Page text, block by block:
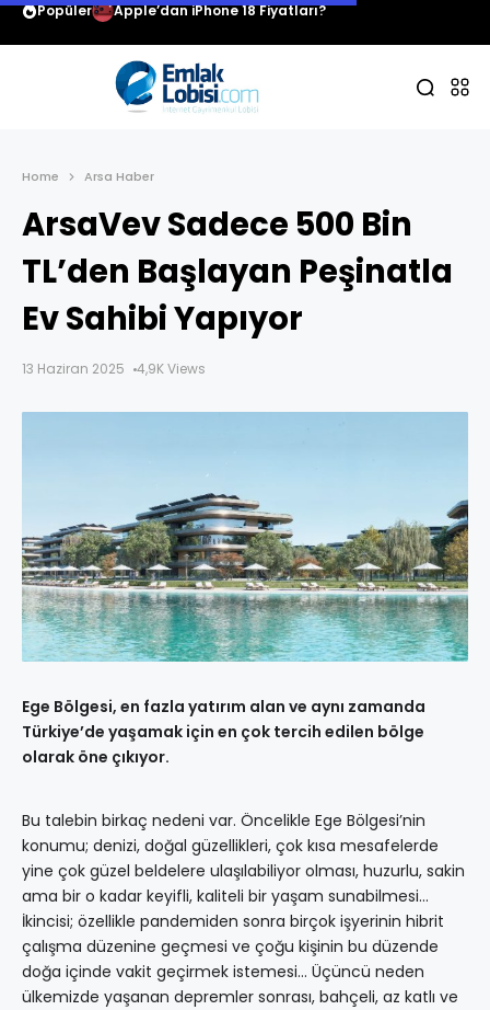
Popüler Apple’dan iPhone 18 Fiyatları?
Home Arsa Haber
ArsaVev Sadece 500 Bin
TL’den Başlayan Peşinatla
Ev Sahibi Yapıyor
13 Haziran 2025 4,9K Views
Ege Bölgesi, en fazla yatırım alan ve aynı zamanda
Türkiye’de yaşamak için en çok tercih edilen bölge
olarak öne çıkıyor.
Bu talebin birkaç nedeni var. Öncelikle Ege Bölgesi’nin
konumu; denizi, doğal güzellikleri, çok kısa mesafelerde
yine çok güzel beldelere ulaşılabiliyor olması, huzurlu, sakin
ama bir o kadar keyifli, kaliteli bir yaşam sunabilmesi…
İkincisi; özellikle pandemiden sonra birçok işyerinin hibrit
çalışma düzenine geçmesi ve çoğu kişinin bu düzende
doğa içinde vakit geçirmek istemesi… Üçüncü neden
ülkemizde yaşanan depremler sonrası, bahçeli, az katlı ve